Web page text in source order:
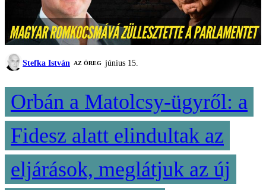
Stefka István AZ ÖREG június 15.
Orbán a Matolcsy-ügyről: a
Fidesz alatt elindultak az
eljárások, meglátjuk az új